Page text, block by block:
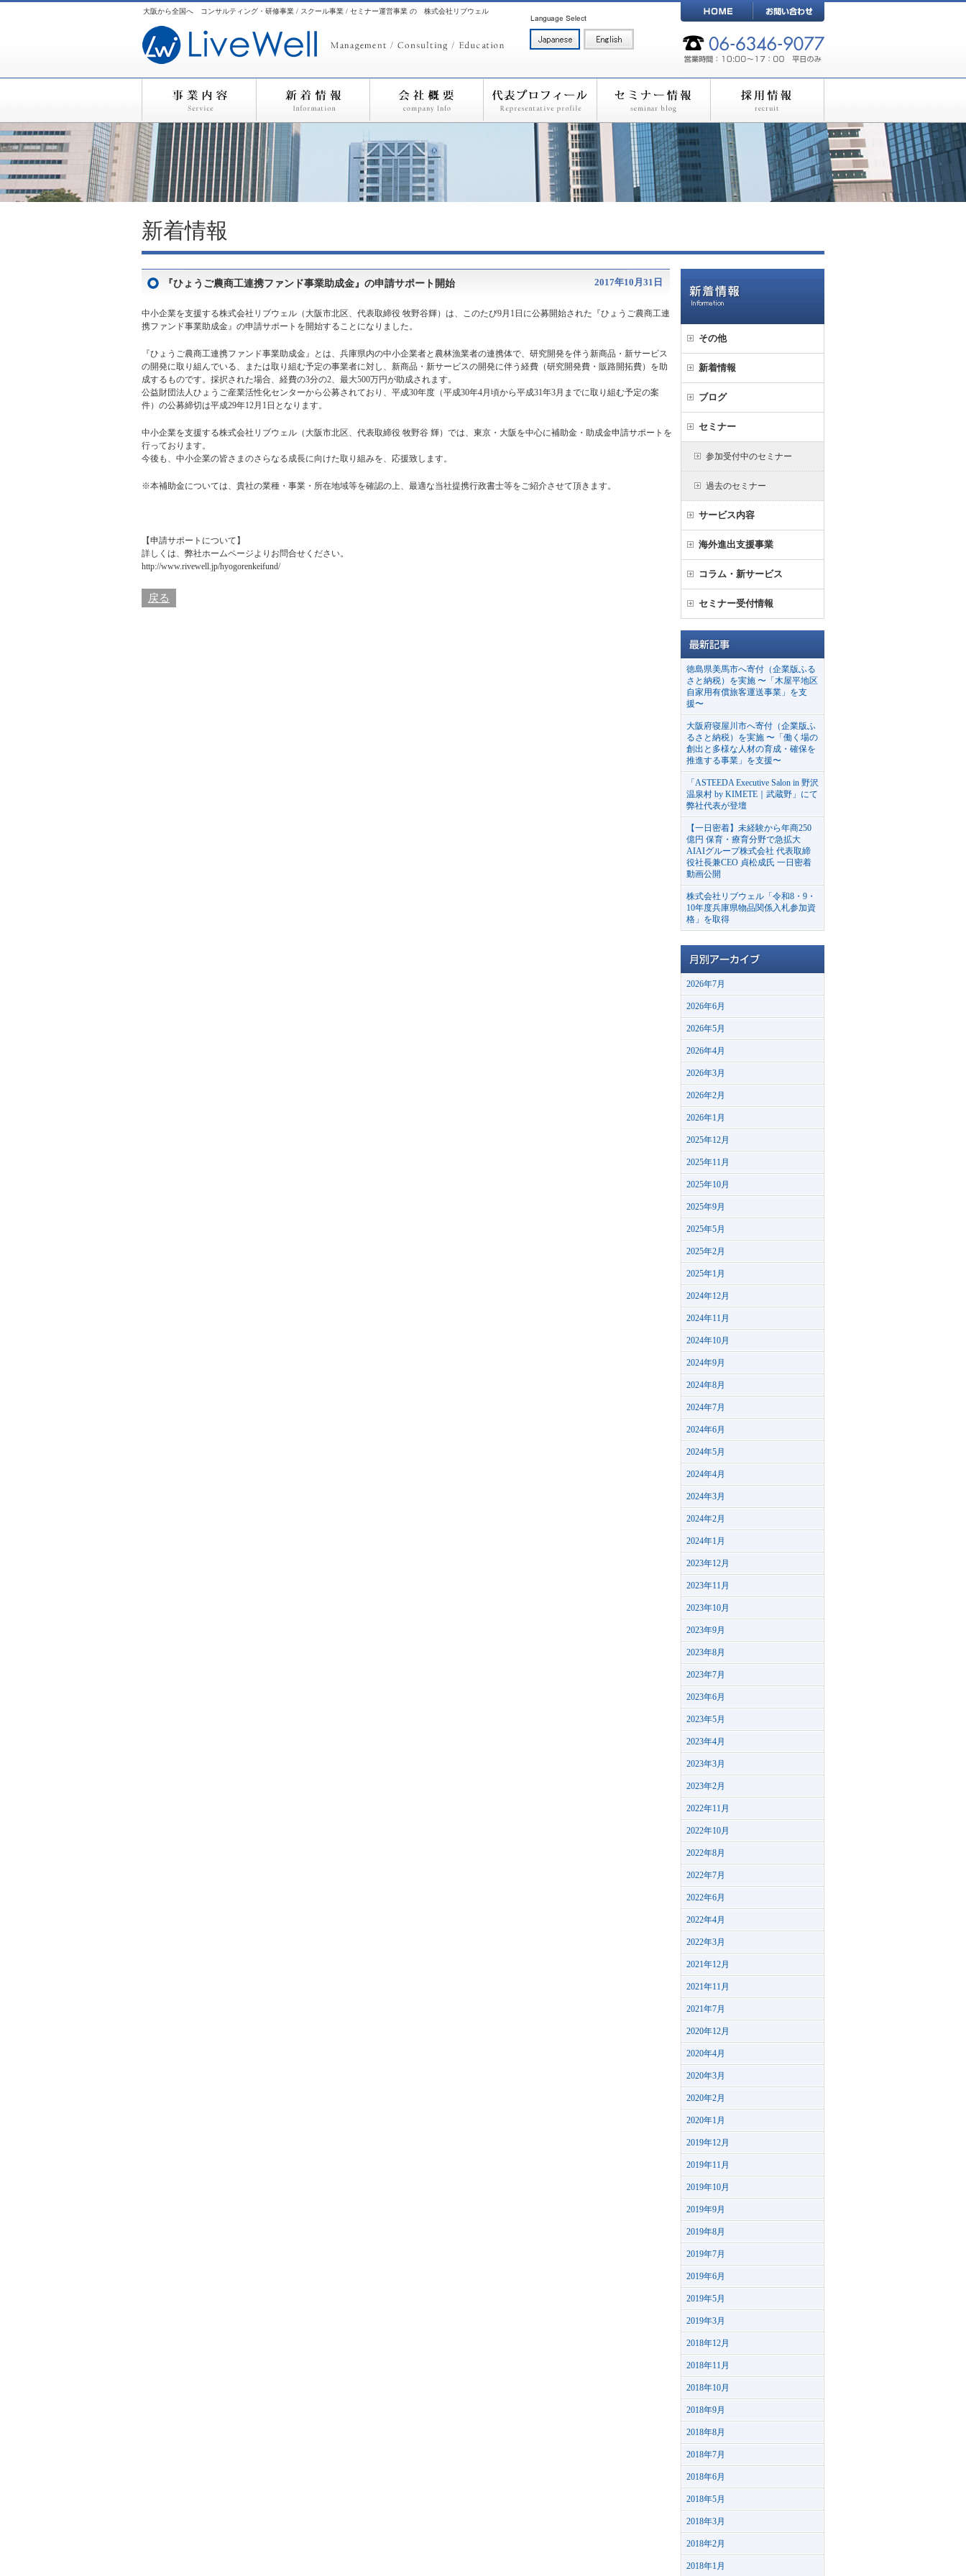
大阪から全国へ コンサルティング・研修事業 / スクール事業 / セミナー運営事業 の 株式会社リブウェル
新着情報
『ひょうご農商工連携ファンド事業助成金』の申請サポート開始 2017年10月31日
中小企業を支援する株式会社リブウェル（大阪市北区、代表取締役 牧野谷輝）は、このたび9月1日に公募開始された『ひょうご農商工連
携ファンド事業助成金』の申請サポートを開始することになりました。
『ひょうご農商工連携ファンド事業助成金』とは、兵庫県内の中小企業者と農林漁業者の連携体で、研究開発を伴う新商品・新サービス
の開発に取り組んでいる、または取り組む予定の事業者に対し、新商品・新サービスの開発に伴う経費（研究開発費・販路開拓費）を助
成するものです。採択された場合、経費の3分の2、最大500万円が助成されます。
公益財団法人ひょうご産業活性化センターから公募されており、平成30年度（平成30年4月頃から平成31年3月までに取り組む予定の案
件）の公募締切は平成29年12月1日となります。
中小企業を支援する株式会社リブウェル（大阪市北区、代表取締役 牧野谷 輝）では、東京・大阪を中心に補助金・助成金申請サポートを
行っております。
今後も、中小企業の皆さまのさらなる成長に向けた取り組みを、応援致します。
※本補助金については、貴社の業種・事業・所在地域等を確認の上、最適な当社提携行政書士等をご紹介させて頂きます。
【申請サポートについて】
詳しくは、弊社ホームページよりお問合せください。
http://www.rivewell.jp/hyogorenkeifund/
戻る
その他
新着情報
ブログ
セミナー
参加受付中のセミナー
過去のセミナー
サービス内容
海外進出支援事業
コラム・新サービス
セミナー受付情報
徳島県美馬市へ寄付（企業版ふる
さと納税）を実施 〜「木屋平地区
自家用有償旅客運送事業」を支
援〜
大阪府寝屋川市へ寄付（企業版ふ
るさと納税）を実施 〜「働く場の
創出と多様な人材の育成・確保を
推進する事業」を支援〜
「ASTEEDA Executive Salon in 野沢
温泉村 by KIMETE｜武蔵野」にて
弊社代表が登壇
【一日密着】未経験から年商250
億円 保育・療育分野で急拡大
AIAIグループ株式会社 代表取締
役社長兼CEO 貞松成氏 一日密着
動画公開
株式会社リブウェル「令和8・9・
10年度兵庫県物品関係入札参加資
格」を取得
2026年7月
2026年6月
2026年5月
2026年4月
2026年3月
2026年2月
2026年1月
2025年12月
2025年11月
2025年10月
2025年9月
2025年5月
2025年2月
2025年1月
2024年12月
2024年11月
2024年10月
2024年9月
2024年8月
2024年7月
2024年6月
2024年5月
2024年4月
2024年3月
2024年2月
2024年1月
2023年12月
2023年11月
2023年10月
2023年9月
2023年8月
2023年7月
2023年6月
2023年5月
2023年4月
2023年3月
2023年2月
2022年11月
2022年10月
2022年8月
2022年7月
2022年6月
2022年4月
2022年3月
2021年12月
2021年11月
2021年7月
2020年12月
2020年4月
2020年3月
2020年2月
2020年1月
2019年12月
2019年11月
2019年10月
2019年9月
2019年8月
2019年7月
2019年6月
2019年5月
2019年3月
2018年12月
2018年11月
2018年10月
2018年9月
2018年8月
2018年7月
2018年6月
2018年5月
2018年3月
2018年2月
2018年1月